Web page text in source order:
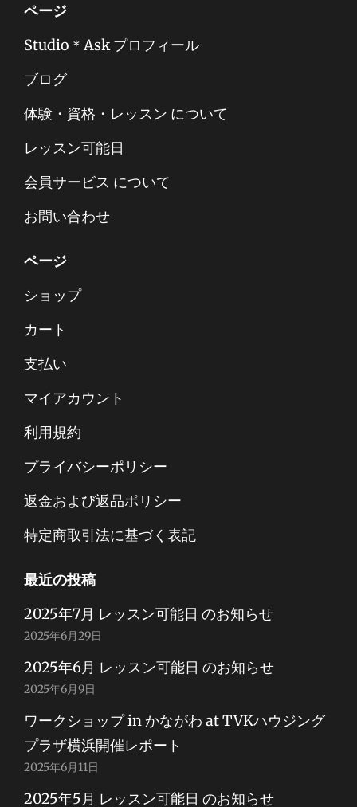
ページ
Studio＊Ask プロフィール
ブログ
体験・資格・レッスン について
レッスン可能日
会員サービス について
お問い合わせ
ページ
ショップ
カート
支払い
マイアカウント
利用規約
プライバシーポリシー
返金および返品ポリシー
特定商取引法に基づく表記
最近の投稿
2025年7月 レッスン可能日 のお知らせ
2025年6月29日
2025年6月 レッスン可能日 のお知らせ
2025年6月9日
ワークショップ in かながわ at TVKハウジング
プラザ横浜開催レポート
2025年6月11日
2025年5月 レッスン可能日 のお知らせ